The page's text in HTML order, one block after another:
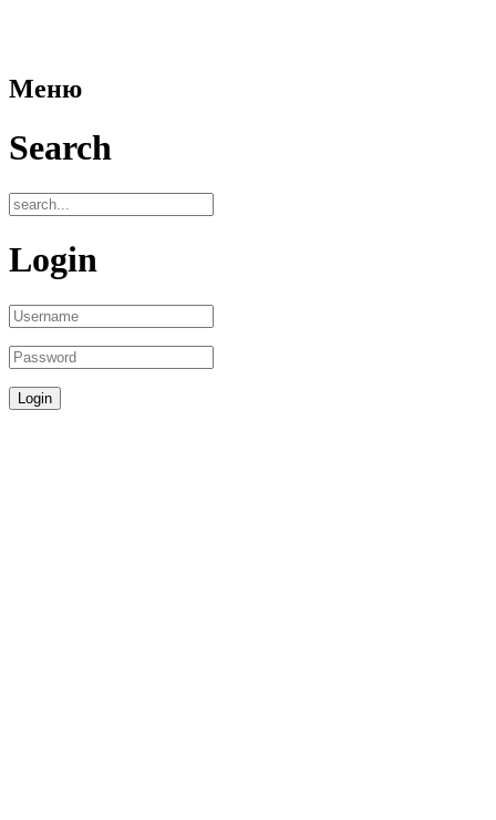
Меню
Search
Login